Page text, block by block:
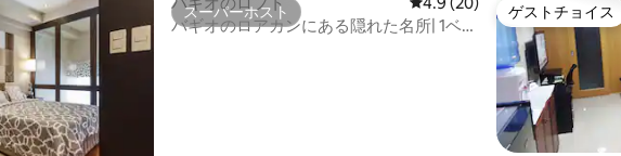
スーパーホスト
スーパーホスト
バギオのロアカンにある隠れた名所| 1ベッ
ゲストチョイス
ゲストチョイス